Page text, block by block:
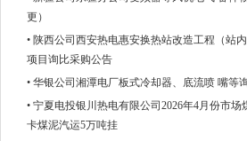
更）
• 陕西公司西安热电惠安换热站改造工程（站
项目询比采购公告
• 华银公司湘潭电厂板式冷却器、底流喷 嘴等
• 宁夏电投银川热电有限公司2026年4月份市场
卡煤泥汽运5万吨挂